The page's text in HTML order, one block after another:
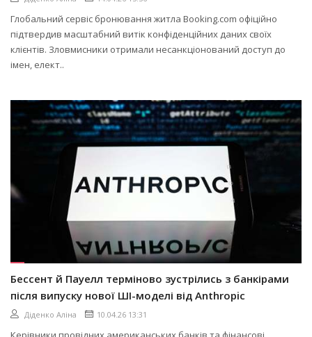
Глобальний сервіс бронювання житла Booking.com офіційно
підтвердив масштабний витік конфіденційних даних своїх
клієнтів. Зловмисники отримали несанкціонований доступ до
імен, елект..
Бессент й Пауелл терміново зустрілись з банкірами
після випуску нової ШІ-моделі від Anthropic
Діденко Аліна 10.04.26 13:31